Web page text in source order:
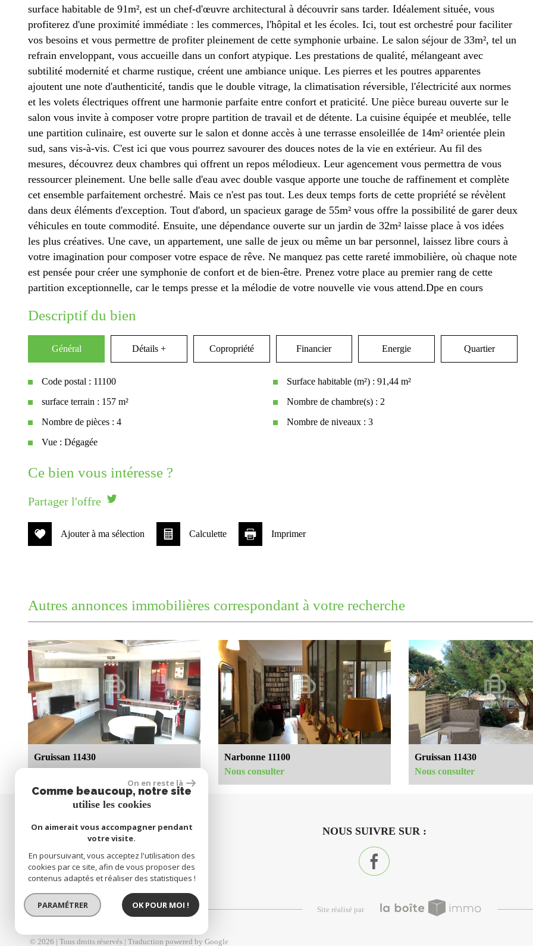
surface habitable de 91m², est un chef-d'œuvre architectural à découvrir sans tarder. Idéalement située, vous
profiterez d'une proximité immédiate : les commerces, l'hôpital et les écoles. Ici, tout est orchestré pour faciliter
vos besoins et vous permettre de profiter pleinement de cette symphonie urbaine. Le salon séjour de 33m², tel un
refrain enveloppant, vous accueille dans un confort atypique. Les prestations de qualité, mélangeant avec
subtilité modernité et charme rustique, créent une ambiance unique. Les pierres et les poutres apparentes
ajoutent une note d'authenticité, tandis que le double vitrage, la climatisation réversible, l'électricité aux normes
et les volets électriques offrent une harmonie parfaite entre confort et praticité. Une pièce bureau ouverte sur le
salon vous invite à composer votre propre partition de travail et de détente. La cuisine équipée et meublée, telle
une partition culinaire, est ouverte sur le salon et donne accès à une terrasse ensoleillée de 14m² orientée plein
sud, sans vis-à-vis. C'est ici que vous pourrez savourer des douces notes de la vie en extérieur. Au fil des
mesures, découvrez deux chambres qui offrent un repos mélodieux. Leur agencement vous permettra de vous
ressourcer pleinement. Une belle salle d'eau avec double vasque apporte une touche de raffinement et complète
cet ensemble parfaitement orchestré. Mais ce n'est pas tout. Les deux temps forts de cette propriété se révèlent
dans deux éléments d'exception. Tout d'abord, un spacieux garage de 55m² vous offre la possibilité de garer deux
véhicules en toute commodité. Ensuite, une dépendance ouverte sur un jardin de 32m² laisse place à vos idées
les plus créatives. Une cave, un appartement, une salle de jeux ou même un bar personnel, laissez libre cours à
votre imagination pour composer votre espace de rêve. Ne manquez pas cette rareté immobilière, où chaque note
est pensée pour créer une symphonie de confort et de bien-être. Prenez votre place au premier rang de cette
partition exceptionnelle, car le temps presse et la mélodie de votre nouvelle vie vous attend.Dpe en cours
descriptif du bien
Général Détails + Copropriété Financier Energie Quartier
Code postal : 11100
Surface habitable (m²) : 91,44 m²
surface terrain : 157 m²
Nombre de chambre(s) : 2
Nombre de pièces : 4
Nombre de niveaux : 3
Vue : Dégagée
la ville de narbonne (11100)
+
Leaflet|©JawgMaps|© OpenStreetMap
Bar Cinéma Collège
École maternelle École primaire Enseignement supérieur
Lycée Bureau de poste Mairie
Presse et Tabac
statistiques
Propriétaires (vs. locataires)
Taxe habitation
Taxe foncière
Habitants de moins de 25 ans
Habitants de 25 à 55 ans
36,50 %
Habitants de plus de 55 ans
ce bien vous intéresse ?
Partager l'offre
Ajouter à ma sélection Calculette Imprimer
autres annonces immobilières correspondant à votre recherche
Gruissan 11430
Nous consulter
Narbonne 11100
Nous consulter
Gruissan 11430
Nous consulter
NOUS SUIVRE SUR :
SE CONNECTER
espace propriétaire
site réalisé par
© 2026 | Tous droits réservés | Traduction powered by Google
On en reste là
Comme beaucoup, notre site
utilise les cookies
On aimerait vous accompagner pendant
votre visite.
En poursuivant, vous acceptez l'utilisation des
cookies par ce site, afin de vous proposer des
contenus adaptés et réaliser des statistiques !
PARAMÉTRER OK POUR MOI !